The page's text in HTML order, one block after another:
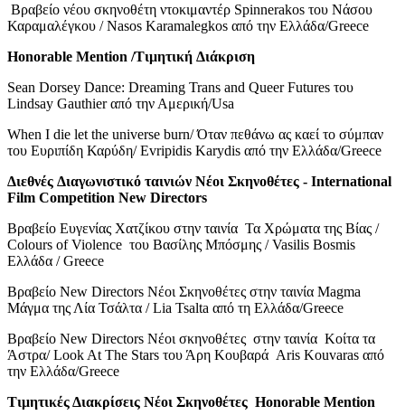
Βραβείο νέου σκηνοθέτη ντοκιμαντέρ Spinnerakos του Νάσου
Καραμαλέγκου / Nasos Karamalegkos από την Ελλάδα/Greece
Honorable Mention /Τιμητική Διάκριση
Sean Dorsey Dance: Dreaming Trans and Queer Futures του
Lindsay Gauthier από την Αμερική/Usa
When I die let the universe burn/ Όταν πεθάνω ας καεί το σύμπαν
του Ευριπίδη Καρύδη/ Evripidis Karydis από την Ελλάδα/Greece
Διεθνές Διαγωνιστικό ταινιών Νέοι Σκηνοθέτες - International
Film Competition New Directors
Βραβείο Ευγενίας Χατζίκου στην ταινία Τα Χρώματα της Βίας /
Colours of Violence του Βασίλης Μπόσμης / Vasilis Bosmis
Ελλάδα / Greece
Βραβείο New Directors Νέοι Σκηνοθέτες στην ταινία Magma
Μάγμα της Λία Τσάλτα / Lia Tsalta από τη Ελλάδα/Greece
Βραβείο New Directors Νέοι σκηνοθέτες στην ταινία Κοίτα τα
Άστρα/ Look At The Stars του Άρη Κουβαρά Aris Kouvaras από
την Ελλάδα/Greece
Τιμητικές Διακρίσεις Νέοι Σκηνοθέτες Honorable Mention